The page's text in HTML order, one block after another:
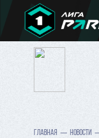
ГЛАВНАЯ НОВОСТИ